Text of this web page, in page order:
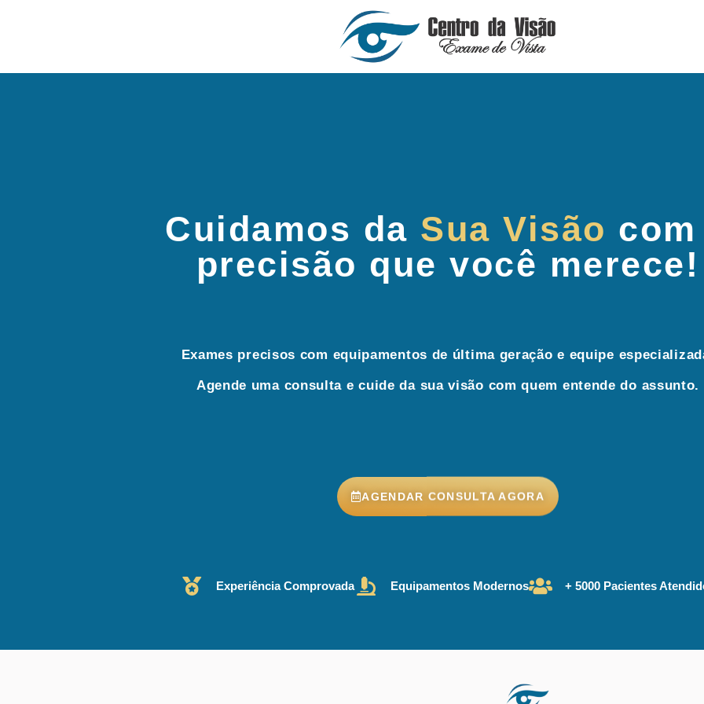
Cuidamos da Sua Visão
precisão que você merece!
Exames precisos com equipamentos de última geração e equipe
Agende uma consulta e cuide da sua visão com quem entende do assunto.
AGENDAR CONSULTA AGORA
Experiência Comprovada Equipamentos Modernos + 5000 Pacientes